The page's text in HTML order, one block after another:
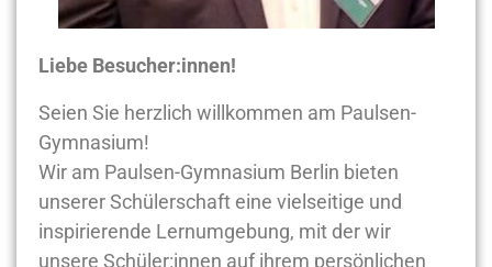
Liebe Besucher:innen!
Seien Sie herzlich willkommen am Paulsen-
Gymnasium!
Wir am Paulsen-Gymnasium Berlin bieten
unserer Schülerschaft eine vielseitige und
inspirierende Lernumgebung, mit der wir
unsere Schüler:innen auf ihrem persönlichen